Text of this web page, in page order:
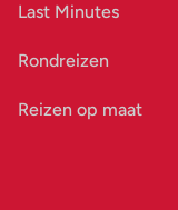
Last Minutes
Rondreizen
Reizen op maat